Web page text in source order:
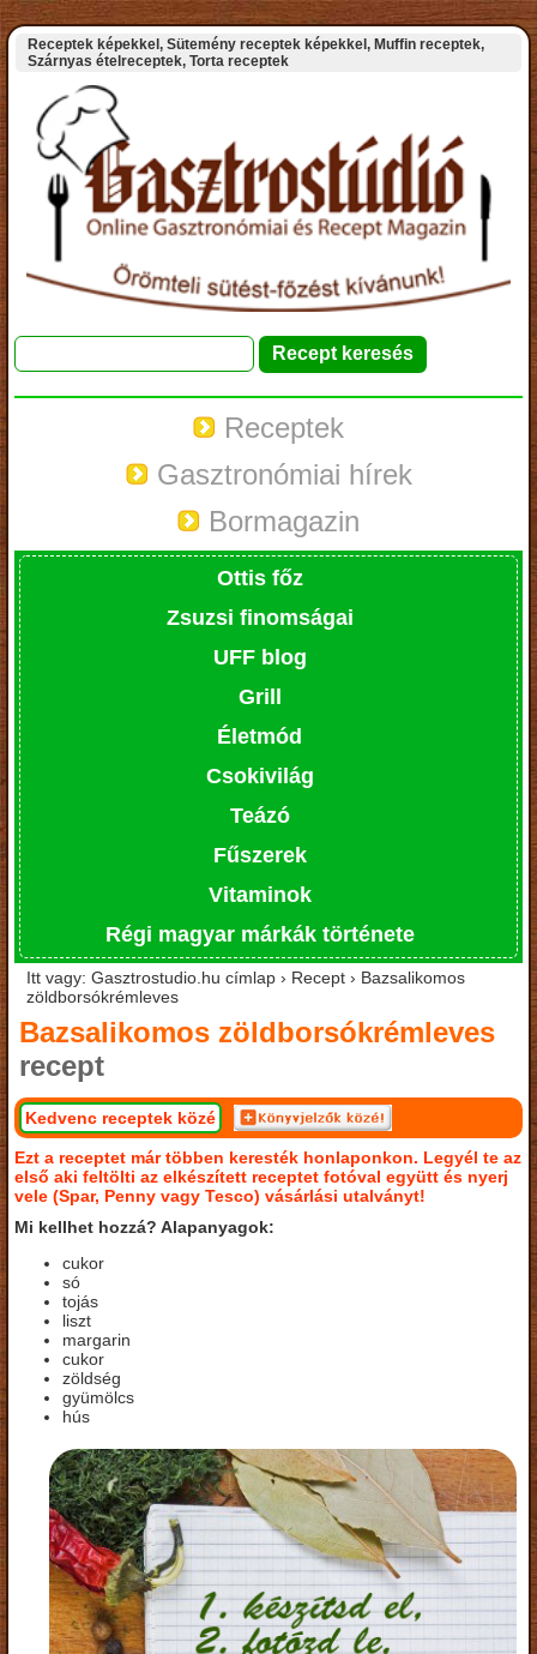
Receptek képekkel, Sütemény receptek képekkel, Muffin receptek,
Szárnyas ételreceptek, Torta receptek
Receptek
Gasztronómiai hírek
Bormagazin
Ottis főz
Zsuzsi finomságai
UFF blog
Grill
Életmód
Csokivilág
Teázó
Fűszerek
Vitaminok
Régi magyar márkák története
Itt vagy: Gasztrostudio.hu címlap › Recept › Bazsalikomos
zöldborsókrémleves
Bazsalikomos zöldborsókrémleves
recept
Kedvenc receptek közé
Ezt a receptet már többen keresték honlaponkon. Legyél te az
első aki feltölti az elkészített receptet fotóval együtt és nyerj
vele (Spar, Penny vagy Tesco) vásárlási utalványt!
Mi kellhet hozzá? Alapanyagok:
cukor
só
tojás
liszt
margarin
cukor
zöldség
gyümölcs
hús